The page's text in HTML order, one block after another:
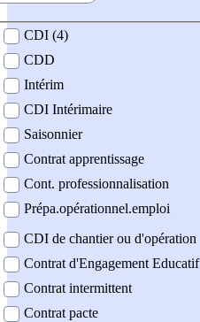
contrat
CDI (4)
CDD
Intérim
CDI Intérimaire
Saisonnier
Contrat apprentissage
Cont. professionnalisation
Prépa.opérationnel.emploi
CDI de chantier ou d'opération
Contrat d'Engagement Educatif
Contrat intermittent
Contrat pacte